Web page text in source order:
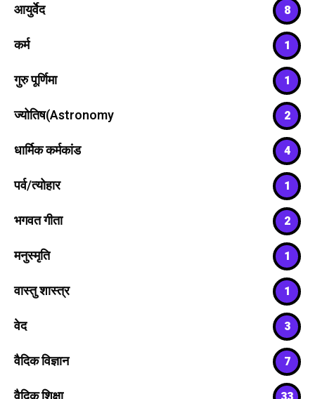
आयुर्वेद 8
कर्म 1
गुरु पूर्णिमा 1
ज्योतिष(Astronomy 2
धार्मिक कर्मकांड 4
पर्व/त्योहार 1
भगवत गीता 2
मनुस्मृति 1
वास्तु शास्त्र 1
वेद 3
वैदिक विज्ञान 7